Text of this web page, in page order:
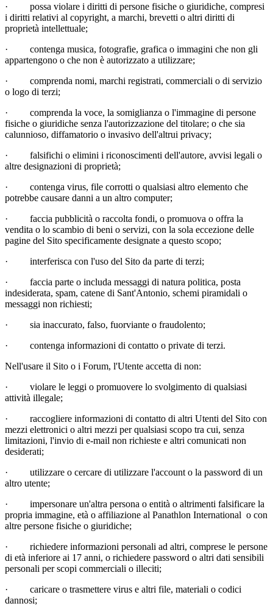
· possa violare i diritti di persone fisiche o giuridiche, compresi
i diritti relativi al copyright, a marchi, brevetti o altri diritti di
proprietà intellettuale;
· contenga musica, fotografie, grafica o immagini che non gli
appartengono o che non è autorizzato a utilizzare;
· comprenda nomi, marchi registrati, commerciali o di servizio
o logo di terzi;
· comprenda la voce, la somiglianza o l'immagine di persone
fisiche o giuridiche senza l'autorizzazione del titolare; o che sia
calunnioso, diffamatorio o invasivo dell'altrui privacy;
· falsifichi o elimini i riconoscimenti dell'autore, avvisi legali o
altre designazioni di proprietà;
· contenga virus, file corrotti o qualsiasi altro elemento che
potrebbe causare danni a un altro computer;
· faccia pubblicità o raccolta fondi, o promuova o offra la
vendita o lo scambio di beni o servizi, con la sola eccezione delle
pagine del Sito specificamente designate a questo scopo;
· interferisca con l'uso del Sito da parte di terzi;
· faccia parte o includa messaggi di natura politica, posta
indesiderata, spam, catene di Sant'Antonio, schemi piramidali o
messaggi non richiesti;
· sia inaccurato, falso, fuorviante o fraudolento;
· contenga informazioni di contatto o private di terzi.
Nell'usare il Sito o i Forum, l'Utente accetta di non:
· violare le leggi o promuovere lo svolgimento di qualsiasi
attività illegale;
· raccogliere informazioni di contatto di altri Utenti del Sito con
mezzi elettronici o altri mezzi per qualsiasi scopo tra cui, senza
limitazioni, l'invio di e-mail non richieste e altri comunicati non
desiderati;
· utilizzare o cercare di utilizzare l'account o la password di un
altro utente;
· impersonare un'altra persona o entità o altrimenti falsificare la
propria immagine, età o affiliazione al Panathlon International o con
altre persone fisiche o giuridiche;
· richiedere informazioni personali ad altri, comprese le persone
di età inferiore ai 17 anni, o richiedere password o altri dati sensibili
personali per scopi commerciali o illeciti;
· caricare o trasmettere virus e altri file, materiali o codici
dannosi;